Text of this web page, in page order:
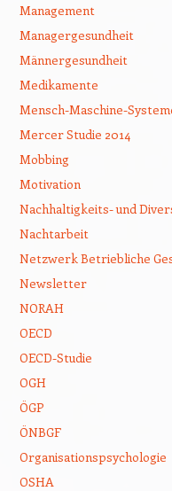
Management
Managergesundheit
Männergesundheit
Medikamente
Mensch-Maschine-
Mercer Studie 2014
Mobbing
Motivation
Nachhaltigkeits- und
Nachtarbeit
Netzwerk Betriebliche
Newsletter
NORAH
OECD
OECD-Studie
OGH
ÖGP
ÖNBGF
Organisationspsychologie
OSHA